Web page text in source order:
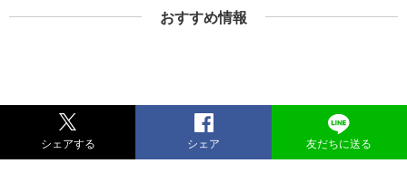
おすすめ情報
シェアする シェア 友だちに送る